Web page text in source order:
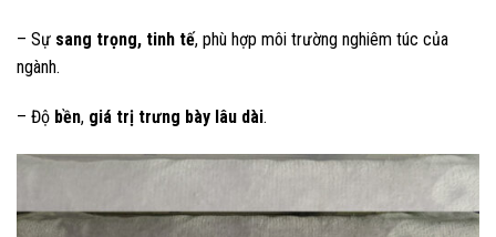
– Sự sang trọng, tinh tế, phù hợp môi trường nghiêm túc của
ngành.
– Độ bền, giá trị trưng bày lâu dài.